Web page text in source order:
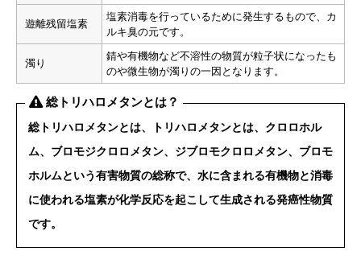
遊離残留塩素
塩素消毒を行っているために発生するもので、カ
ルキ臭の元です。
濁り
錆や有機物など不溶性の物質が粒子状になったも
のや微生物が濁りの一因となります。
総トリハロメタンとは？
総トリハロメタンとは、トリハロメタンとは、クロロホル
ム、ブロモジクロロメタン、ジブロモクロロメタン、ブロモ
ホルムという有害物質の総称で、水に含まれる有機物と消毒
に使われる塩素が化学反応を起こして生成される発癌性物質
です。